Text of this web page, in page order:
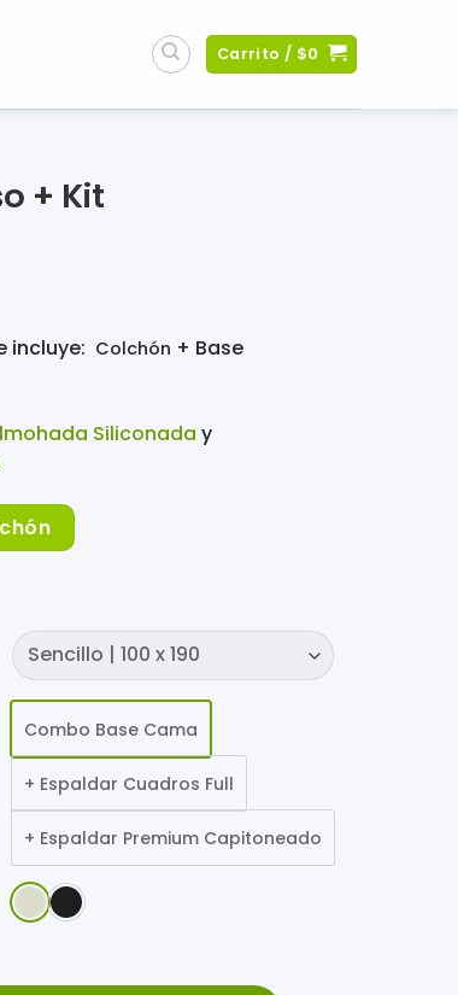
Carrito / $0
+ Kit
incluye: Colchón + Base
Siliconada y
Combo Base Cama
+ Espaldar Cuadros Full
+ Espaldar Premium Capitoneado